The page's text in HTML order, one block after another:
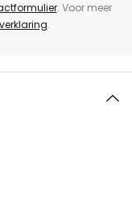
. Voor meer
.